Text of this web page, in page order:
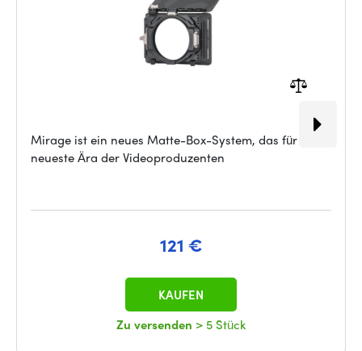
Mirage ist ein neues Matte-Box-System, das für die
neueste Ära der Videoproduzenten
121 €
Zu versenden > 5 Stück
KAUFEN